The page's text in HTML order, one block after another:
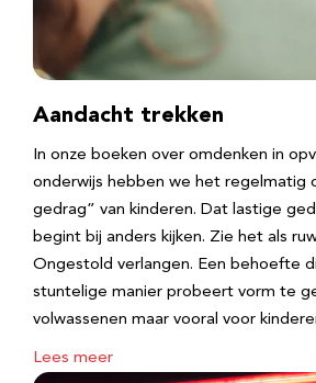
Aandacht trekken
In onze boeken over omdenken in
onderwijs hebben we het regelmatig
gedrag” van kinderen. Dat lastige
begint bij anders kijken. Zie het als
Ongestold verlangen. Een behoefte
stuntelige manier probeert vorm te
volwassenen maar vooral voor
Lees meer